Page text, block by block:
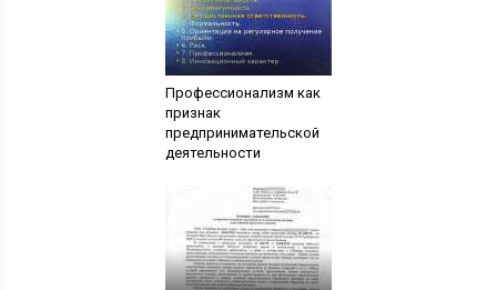
Профессионализм как
признак
предпринимательской
деятельности